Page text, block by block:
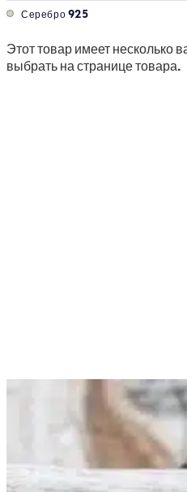
Серебро 925
Этот товар имеет несколько
выбрать на странице товара.